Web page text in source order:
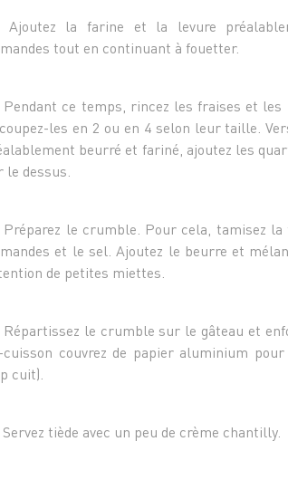
Ajoutez la farine et la levure
tout en continuant à fouetter.
Pendant ce temps, rincez les fraises et
les en 2 ou en 4 selon leur taille.
beurré et fariné, ajoutez les
le dessus.
Préparez le crumble. Pour cela, tamisez la
et le sel. Ajoutez le beurre et
de petites miettes.
Répartissez le crumble sur le gâteau et
cuisson couvrez de papier aluminium
cuit).
Servez tiède avec un peu de crème chantilly.